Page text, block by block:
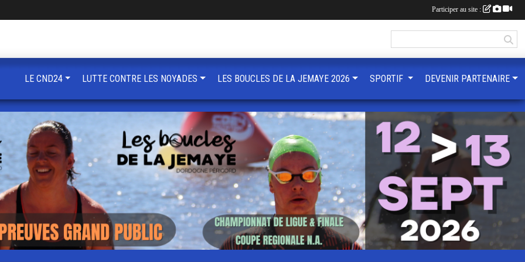
LE CND24 LUTTE CONTRE LES NOYADES LES BOUCLES DE LA JEMAYE 2026 SPORTIF DEVENIR PARTENAIRE
Participer au site :